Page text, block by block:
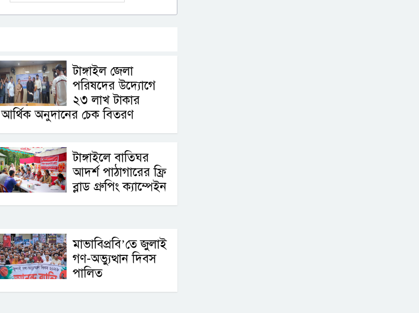
টাঙ্গাইল জেলা
পরিষদের উদ্যোগে
২৩ লাখ টাকার
আর্থিক অনুদানের চেক বিতরণ
টাঙ্গাইলে বাতিঘর
আদর্শ পাঠাগারের ফ্রি
ব্লাড গ্রুপিং ক্যাম্পেইন
মাভাবিপ্রবি’তে জুলাই
গণ-অভ্যুত্থান দিবস
পালিত